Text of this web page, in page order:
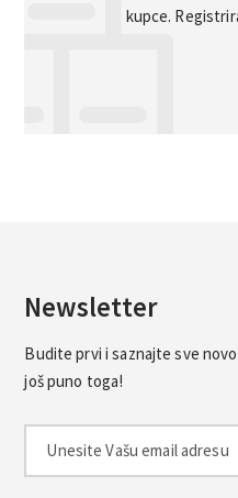
kupce.
Newsletter
Budite prvi i saznajte sve
još puno toga!